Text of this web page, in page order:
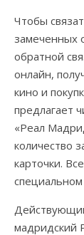
Чтобы
замеченных
обратной
онлайн,
кино и
предлагает
«Реал
количество
карточки.
мадридский